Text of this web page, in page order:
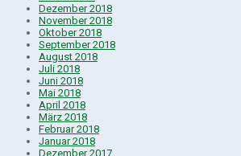
Dezember 2018
November 2018
Oktober 2018
September 2018
August 2018
Juli 2018
Juni 2018
Mai 2018
April 2018
März 2018
Februar 2018
Januar 2018
Dezember 2017